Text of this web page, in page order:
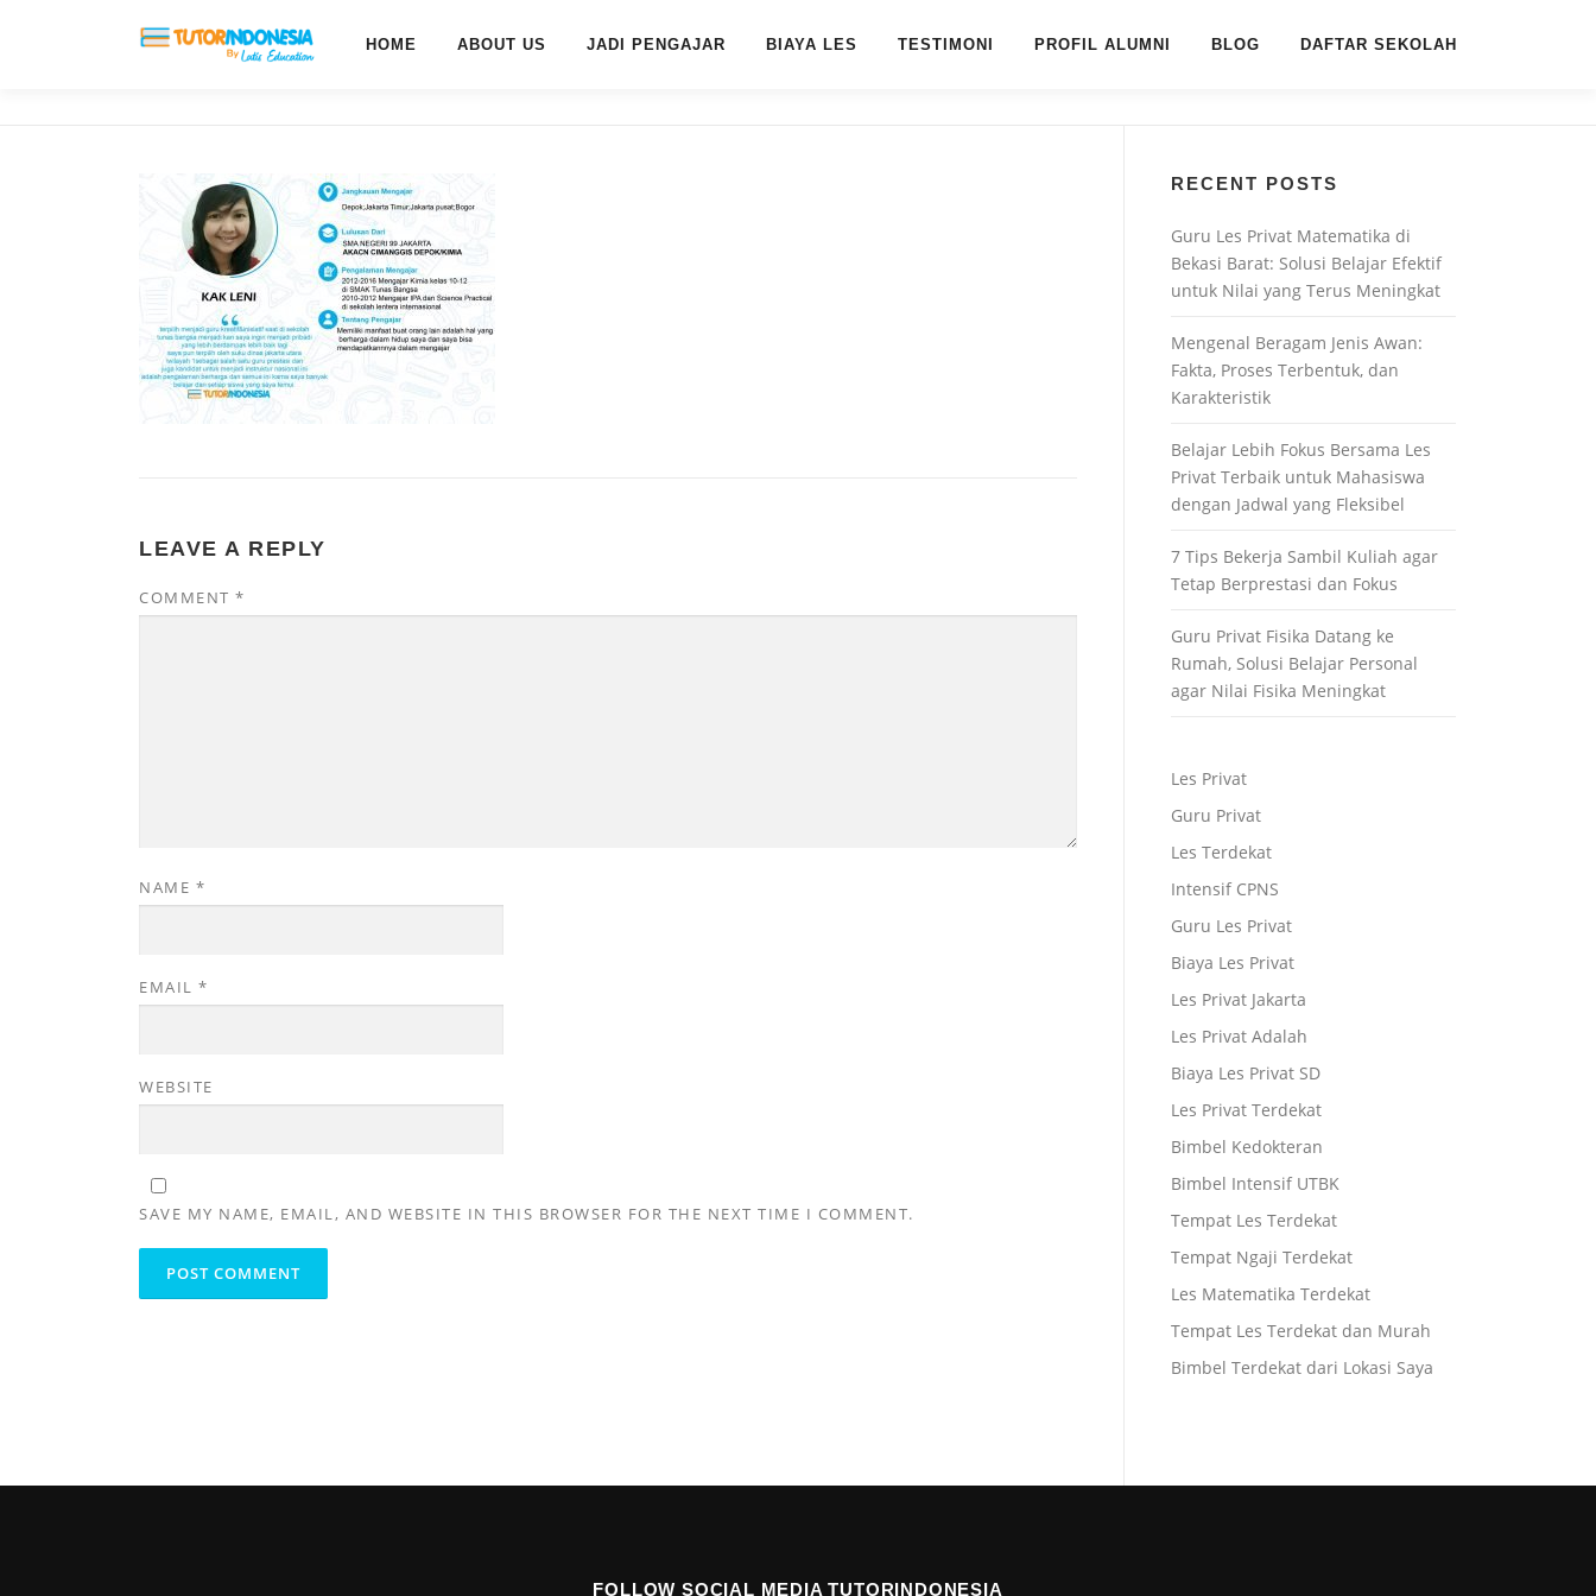
HOME ABOUT US JADI PENGAJAR BIAYA LES TESTIMONI PROFIL ALUMNI BLOG DAFTAR SEKOLAH
LEAVE A REPLY
COMMENT *
NAME *
EMAIL *
WEBSITE
SAVE MY NAME, EMAIL, AND WEBSITE IN THIS BROWSER FOR THE NEXT TIME I COMMENT.
RECENT POSTS
Guru Les Privat Matematika di
Bekasi Barat: Solusi Belajar Efektif
untuk Nilai yang Terus Meningkat
Mengenal Beragam Jenis Awan:
Fakta, Proses Terbentuk, dan
Karakteristik
Belajar Lebih Fokus Bersama Les
Privat Terbaik untuk Mahasiswa
dengan Jadwal yang Fleksibel
7 Tips Bekerja Sambil Kuliah agar
Tetap Berprestasi dan Fokus
Guru Privat Fisika Datang ke
Rumah, Solusi Belajar Personal
agar Nilai Fisika Meningkat
Les Privat
Guru Privat
Les Terdekat
Intensif CPNS
Guru Les Privat
Biaya Les Privat
Les Privat Jakarta
Les Privat Adalah
Biaya Les Privat SD
Les Privat Terdekat
Bimbel Kedokteran
Bimbel Intensif UTBK
Tempat Les Terdekat
Tempat Ngaji Terdekat
Les Matematika Terdekat
Tempat Les Terdekat dan Murah
Bimbel Terdekat dari Lokasi Saya
FOLLOW SOCIAL MEDIA TUTORINDONESIA